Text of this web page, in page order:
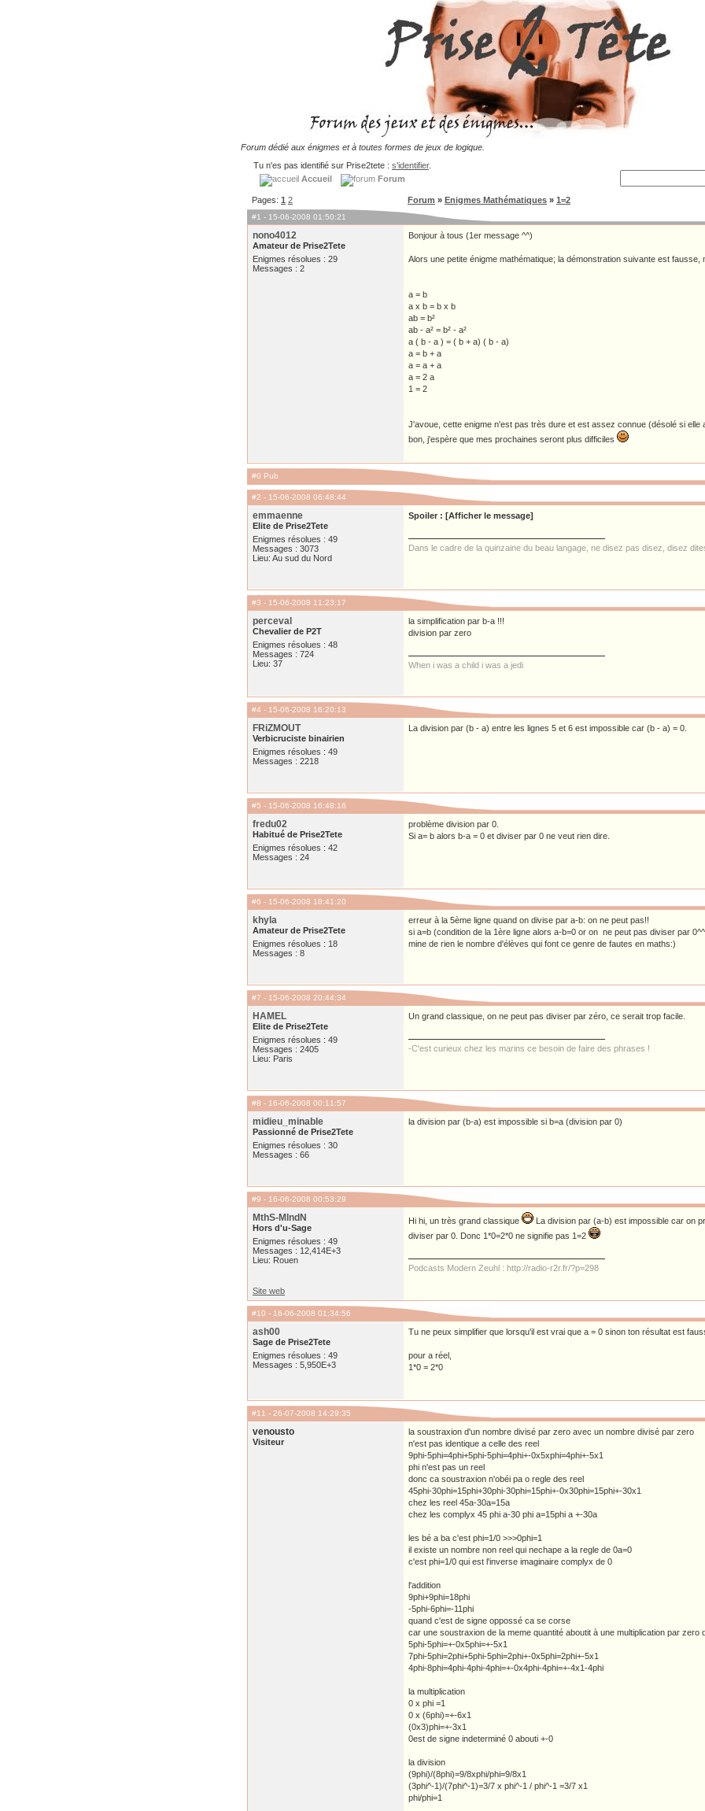
Forum dédié aux énigmes et à toutes formes de jeux de logique.
Tu n'es pas identifié sur Prise2tete : s'identifier.
Accueil
Forum
Pages: 1 2 Forum » Enigmes Mathématiques » 1=2
#1 - 15-06-2008 01:50:21
nono4012
Amateur de Prise2Tete
Enigmes résolues : 29
Messages : 2
Bonjour à tous (1er message ^^)
Alors une petite énigme mathématique; la démonstration suivante est fausse,
a = b
a x b = b x b
ab = b²
ab - a² = b² - a²
a ( b - a ) = ( b + a) ( b - a)
a = b + a
a = a + a
a = 2 a
1 = 2
J'avoue, cette enigme n'est pas très dure et est assez connue (désolé si elle
bon, j'espère que mes prochaines seront plus difficiles
#0 Pub
#2 - 15-06-2008 06:48:44
emmaenne
Elite de Prise2Tete
Enigmes résolues : 49
Messages : 3073
Lieu: Au sud du Nord
Spoiler : [Afficher le message]
Dans le cadre de la quinzaine du beau langage, ne disez pas disez, disez
#3 - 15-06-2008 11:23:17
perceval
Chevalier de P2T
Enigmes résolues : 48
Messages : 724
Lieu: 37
la simplification par b-a !!!
division par zero
When i was a child i was a jedi
#4 - 15-06-2008 16:20:13
FRiZMOUT
Verbicruciste binairien
Enigmes résolues : 49
Messages : 2218
La division par (b - a) entre les lignes 5 et 6 est impossible car (b - a) = 0.
#5 - 15-06-2008 16:48:16
fredu02
Habitué de Prise2Tete
Enigmes résolues : 42
Messages : 24
problème division par 0.
Si a= b alors b-a = 0 et diviser par 0 ne veut rien dire.
#6 - 15-06-2008 18:41:20
khyla
Amateur de Prise2Tete
Enigmes résolues : 18
Messages : 8
erreur à la 5ème ligne quand on divise par a-b: on ne peut pas!!
si a=b (condition de la 1ère ligne alors a-b=0 or on ne peut pas diviser par 0^^
mine de rien le nombre d'élèves qui font ce genre de fautes en maths:)
#7 - 15-06-2008 20:44:34
HAMEL
Elite de Prise2Tete
Enigmes résolues : 49
Messages : 2405
Lieu: Paris
Un grand classique, on ne peut pas diviser par zéro, ce serait trop facile.
-C'est curieux chez les marins ce besoin de faire des phrases !
#8 - 16-06-2008 00:11:57
midieu_minable
Passionné de Prise2Tete
Enigmes résolues : 30
Messages : 66
la division par (b-a) est impossible si b=a (division par 0)
#9 - 16-06-2008 00:53:29
MthS-MlndN
Hors d'u-Sage
Enigmes résolues : 49
Messages : 12,414E+3
Lieu: Rouen
Hi hi, un très grand classique
La division par (a-b) est impossible car on
diviser par 0. Donc 1*0=2*0 ne signifie pas 1=2
Podcasts Modern Zeuhl : http://radio-r2r.fr/?p=298
Site web
#10 - 16-06-2008 01:34:56
ash00
Sage de Prise2Tete
Enigmes résolues : 49
Messages : 5,950E+3
Tu ne peux simplifier que lorsqu'il est vrai que a = 0 sinon ton résultat est
pour a réel,
1*0 = 2*0
#11 - 26-07-2008 14:29:35
venousto
Visiteur
la soustraxion d'un nombre divisé par zero avec un nombre divisé par zero
n'est pas identique a celle des reel
9phi-5phi=4phi+5phi-5phi=4phi+-0x5xphi=4phi+-5x1
phi n'est pas un reel
donc ca soustraxion n'obéi pa o regle des reel
45phi-30phi=15phi+30phi-30phi=15phi+-0x30phi=15phi+-30x1
chez les reel 45a-30a=15a
chez les complyx 45 phi a-30 phi a=15phi a +-30a
les bé a ba c'est phi=1/0 >>>0phi=1
il existe un nombre non reel qui nechape a la regle de 0a=0
c'est phi=1/0 qui est l'inverse imaginaire complyx de 0
l'addition
9phi+9phi=18phi
-5phi-6phi=-11phi
quand c'est de signe oppossé ca se corse
car une soustraxion de la meme quantité aboutit à une multiplication par zero
5phi-5phi=+-0x5phi=+-5x1
7phi-5phi=2phi+5phi-5phi=2phi+-0x5phi=2phi+-5x1
4phi-8phi=4phi-4phi-4phi=+-0x4phi-4phi=+-4x1-4phi
la multiplication
0 x phi =1
0 x (6phi)=+-6x1
(0x3)phi=+-3x1
0est de signe indeterminé 0 abouti +-0
la division
(9phi)/(8phi)=9/8xphi/phi=9/8x1
(3phi^-1)/(7phi^-1)=3/7 x phi^-1 / phi^-1 =3/7 x1
phi/phi=1